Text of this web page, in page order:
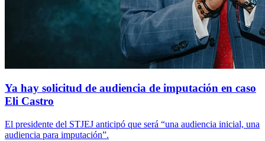
Ya hay solicitud de audiencia de imputación en caso
Eli Castro
El presidente del STJEJ anticipó que será “una audiencia inicial, una
audiencia para imputación”.